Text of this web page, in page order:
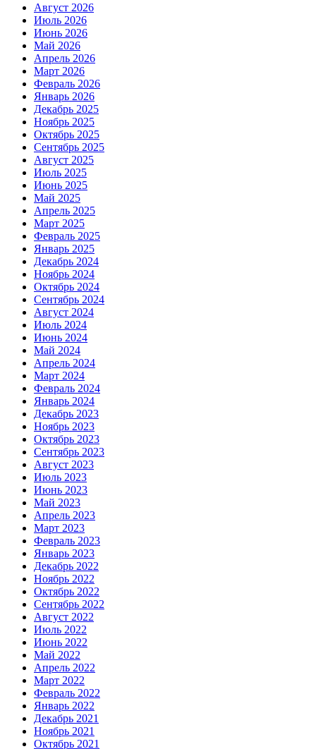
Август 2026
Июль 2026
Июнь 2026
Май 2026
Апрель 2026
Март 2026
Февраль 2026
Январь 2026
Декабрь 2025
Ноябрь 2025
Октябрь 2025
Сентябрь 2025
Август 2025
Июль 2025
Июнь 2025
Май 2025
Апрель 2025
Март 2025
Февраль 2025
Январь 2025
Декабрь 2024
Ноябрь 2024
Октябрь 2024
Сентябрь 2024
Август 2024
Июль 2024
Июнь 2024
Май 2024
Апрель 2024
Март 2024
Февраль 2024
Январь 2024
Декабрь 2023
Ноябрь 2023
Октябрь 2023
Сентябрь 2023
Август 2023
Июль 2023
Июнь 2023
Май 2023
Апрель 2023
Март 2023
Февраль 2023
Январь 2023
Декабрь 2022
Ноябрь 2022
Октябрь 2022
Сентябрь 2022
Август 2022
Июль 2022
Июнь 2022
Май 2022
Апрель 2022
Март 2022
Февраль 2022
Январь 2022
Декабрь 2021
Ноябрь 2021
Октябрь 2021